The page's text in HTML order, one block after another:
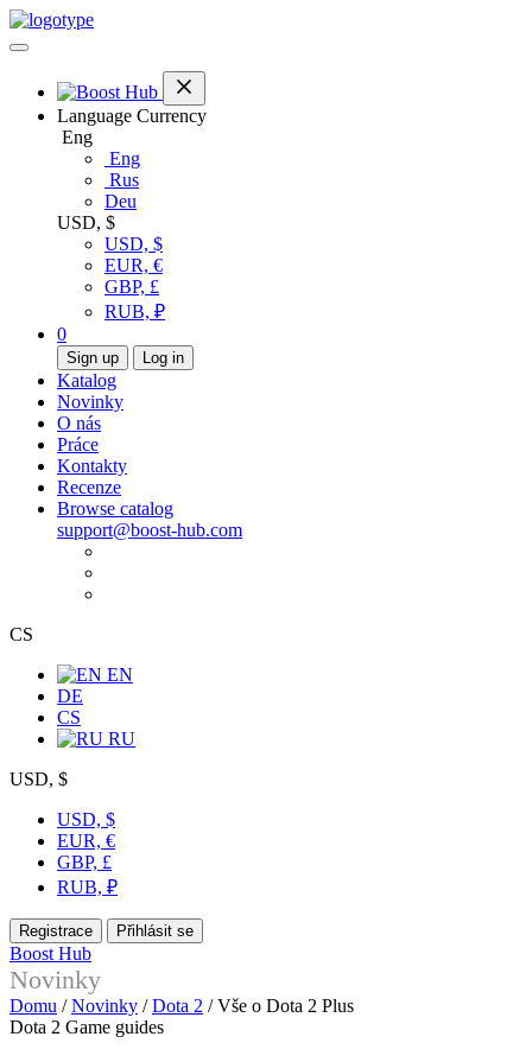
Language Currency
Eng
Eng
Rus
Deu
USD, $
USD, $
EUR, €
GBP, £
RUB, ₽
0
Sign up Log in
Katalog
Novinky
O nás
Práce
Kontakty
Recenze
Browse catalog
support@boost-hub.com
CS
EN
DE
CS
RU
USD, $
USD, $
EUR, €
GBP, £
RUB, ₽
Registrace Přihlásit se
Boost Hub
Novinky
Domu / Novinky / Dota 2 / Vše o Dota 2 Plus
Dota 2 Game guides